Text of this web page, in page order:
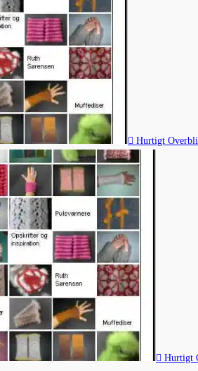
Hurtigt
Hurtigt